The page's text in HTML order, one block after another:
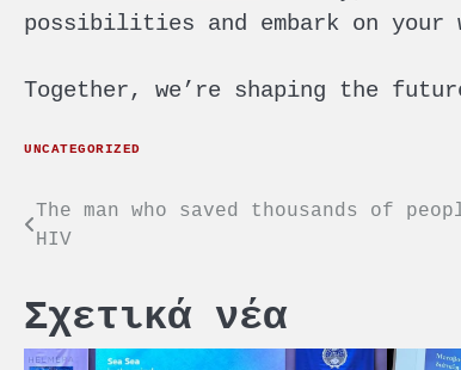
possibilities and embark on your
Together, we’re shaping the
UNCATEGORIZED
Πλοήγηση
The man who saved thousands of
HIV
Σχετικά νέα